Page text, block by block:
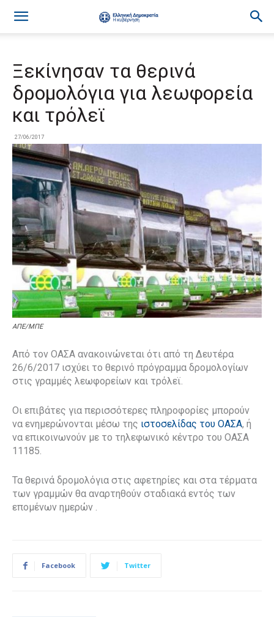
Ξεκίνησαν τα θερινά
δρομολόγια για λεωφορεία
και τρόλεϊ
27/06/2017
ΑΠΕ/ΜΠΕ
Από τον ΟΑΣΑ ανακοινώνεται ότι από τη Δευτέρα
26/6/2017 ισχύει το θερινό πρόγραμμα δρομολογίων
στις γραμμές λεωφορείων και τρόλεϊ.
Οι επιβάτες για περισσότερες πληροφορίες μπορούν
να ενημερώνονται μέσω της ιστοσελίδας του ΟΑΣΑ, ή
να επικοινωνούν με το τηλεφωνικό κέντρο του ΟΑΣΑ
11185.
Τα θερινά δρομολόγια στις αφετηρίες και στα τέρματα
των γραμμών θα αναρτηθούν σταδιακά εντός των
επομένων ημερών .
Facebook Twitter